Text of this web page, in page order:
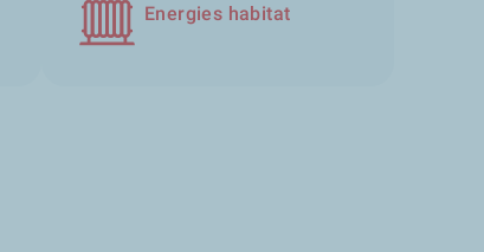
Energies habitat